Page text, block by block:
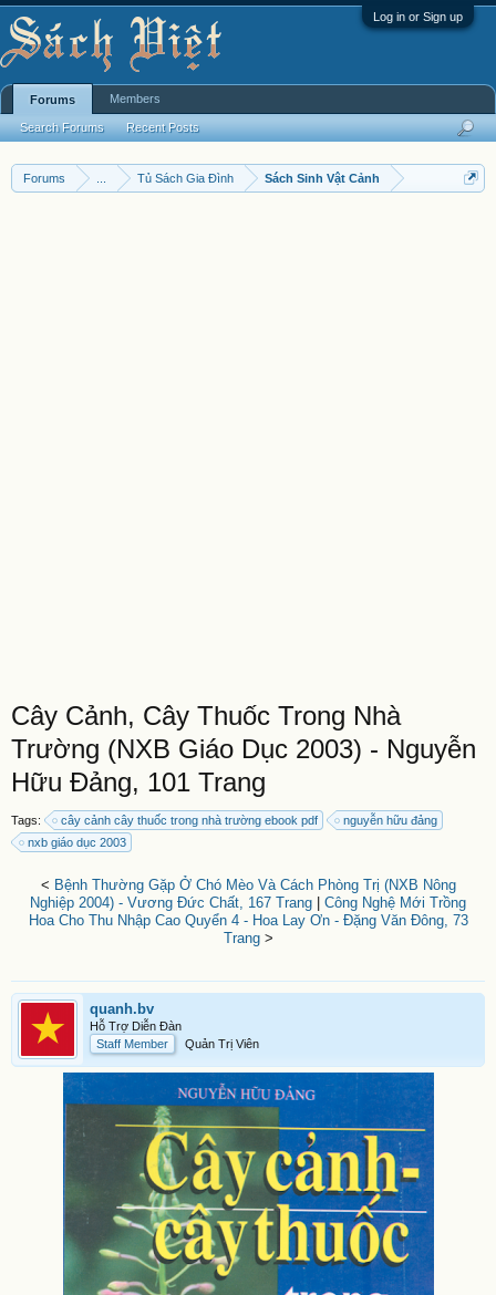
Log in or Sign up
Forums Tủ Sách Gia Đình Sách Sinh Vật Cảnh
Cây Cảnh, Cây Thuốc Trong Nhà
Trường (NXB Giáo Dục 2003) - Nguyễn
Hữu Đảng, 101 Trang
Tags: cây cảnh cây thuốc trong nhà trường ebook pdf
nguyễn hữu đảng
nxb giáo dục 2003
< Bệnh Thường Gặp Ở Chó Mèo Và Cách Phòng Trị (NXB Nông
Nghiệp 2004) - Vương Đức Chất, 167 Trang
Công Nghệ Mới Trồng
Hoa Cho Thu Nhập Cao Quyển 4 - Hoa Lay Ơn - Đặng Văn Đông, 73
Trang>
quanh.bv
Hỗ Trợ Diễn Đàn
Staff Member
Quản Trị Viên
Forums
Search Forums Recent Posts
Members